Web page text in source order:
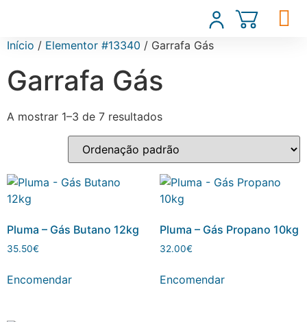
Início / Elementor #13340 / Garrafa Gás
Garrafa Gás
A mostrar 1–3 de 7 resultados
Pluma – Gás Butano 12kg
35.50€
Encomendar
Pluma – Gás Propano 10kg
32.00€
Encomendar